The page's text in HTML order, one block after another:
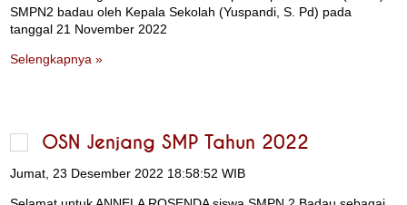
SMPN2 badau oleh Kepala Sekolah (Yuspandi, S. Pd) pada
tanggal 21 November 2022
Selengkapnya »
OSN Jenjang SMP Tahun 2022
Jumat, 23 Desember 2022 18:58:52 WIB